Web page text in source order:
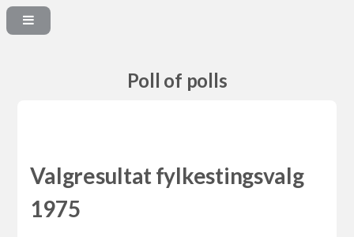
Poll of polls
Valgresultat fylkestingsvalg
1975